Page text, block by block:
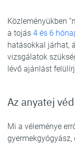
Közleményükben
a tojás 4 és 6
hatásokkal járhat,
vizsgálatok
lévő ajánlást
Az anyatej
Mi a véleménye